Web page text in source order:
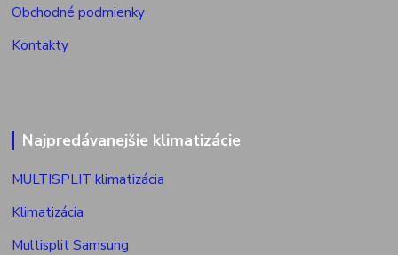
Obchodné podmienky
Kontakty
Najpredávanejšie klimatizácie
MULTISPLIT klimatizácia
Klimatizácia
Multisplit Samsung